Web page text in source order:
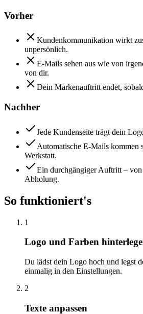
Vorher
Kundenkommunikation wirkt
unpersönlich.
E-Mails sehen aus wie von
von dir.
Dein Markenauftritt endet,
Nachher
Jede Kundenseite trägt dein
Automatische E-Mails kommen
Werkstatt.
Ein durchgängiger Auftritt –
Abholung.
So funktioniert's
1
Logo und Farben
Du lädst dein Logo hoch und legst
einmalig in den Einstellungen.
2
Texte anpassen